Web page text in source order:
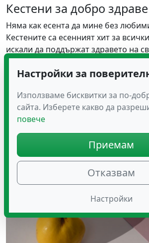
Кестени за добро здраве
Няма как есента да мине без
Кестените са есенният хит за
искали да поддържат здравето на
така и за здравето. Кестените
процента въглехидрати и малко
изключително засищащи.
Дюли
Настройки за
Използваме бисквитки за по-
сайта. Изберете какво да
повече
Приемам
Отказвам
Настройки